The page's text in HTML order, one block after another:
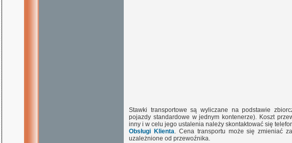
Stawki transportowe są wyliczane na podstawie
pojazdy standardowe w jednym kontenerze). Koszt
inny i w celu jego ustalenia należy skontaktować się
Obsługi Klienta. Cena transportu może się zmieniać
uzależnione od przewoźnika.